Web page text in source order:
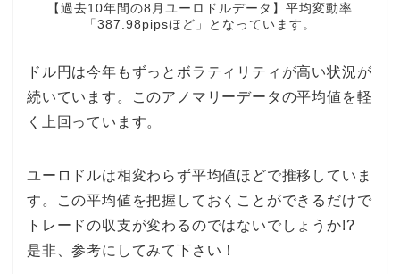
【過去10年間の8月ユーロドルデータ】平均変動率
「387.98pipsほど」となっています。
ドル円は今年もずっとボラティリティが高い状況が
続いています。このアノマリーデータの平均値を軽
く上回っています。
ユーロドルは相変わらず平均値ほどで推移していま
す。この平均値を把握しておくことができるだけで
トレードの収支が変わるのではないでしょうか!?
是非、参考にしてみて下さい！